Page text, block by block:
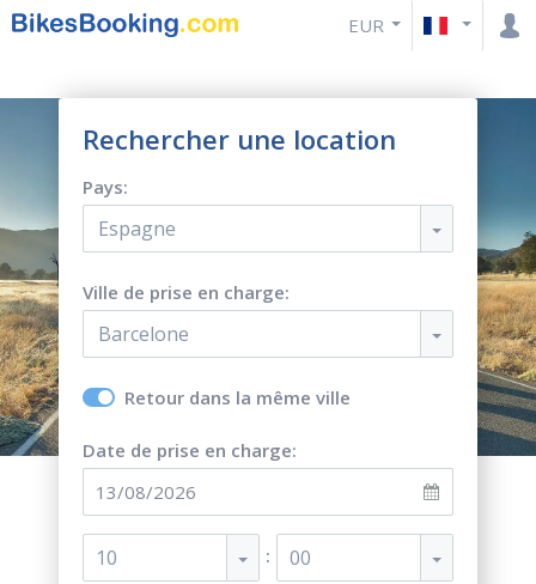
EUR
Rechercher une location
Pays:
Espagne
Ville de prise en charge:
Barcelone
Retour dans la même ville
Date de prise en charge:
10 : 00